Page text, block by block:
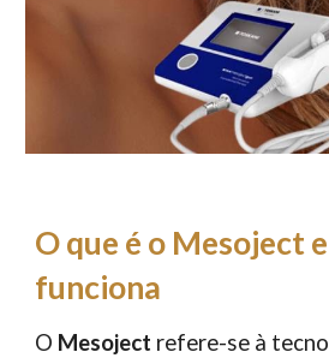
O que é o Mesoject
funciona
O Mesoject refere-se à